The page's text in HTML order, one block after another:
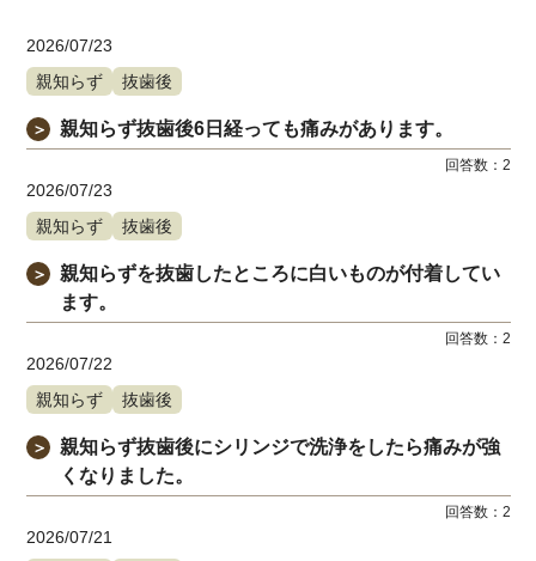
2026/07/23
親知らず
抜歯後
＞ 親知らず抜歯後6日経っても痛みがあります。
回答数： 2
2026/07/23
親知らず
抜歯後
＞
親知らずを抜歯したところに白いものが付着してい
ます。
回答数： 2
2026/07/22
親知らず
抜歯後
＞
親知らず抜歯後にシリンジで洗浄をしたら痛みが強
くなりました。
回答数： 2
2026/07/21